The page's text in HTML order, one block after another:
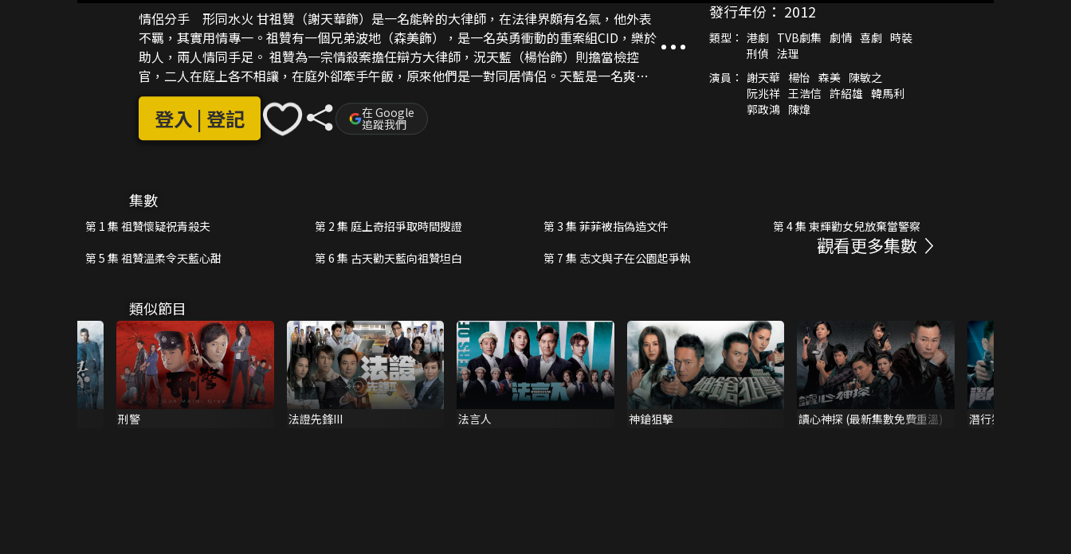
情侶分手 形同水火 甘祖贊（謝天華飾）是一名能幹的大律師，在法律界頗有名氣，他外表
不羈，其實用情專一。祖贊有一個兄弟波地（森美飾），是一名英勇衝動的重案組CID，樂於
助人，兩人情同手足。 祖贊為一宗情殺案擔任辯方大律師，況天藍（楊怡飾）則擔當檢控
官，二人在庭上各不相讓，在庭外卻牽手午飯，原來他們是一對同居情侶。天藍是一名爽朗
率直、對工作充滿熱誠的檢控官，因工作與祖贊認識，二人因對方的才華和性格互相吸引，
終發展成同居情侶。祖贊認定天藍便是他生命中的真命天「女」，萌生求婚的念頭，花盡心
思向天藍求婚，但一場誤會最終令二人分手收場。 祖贊以外判檢控官形式加入律政司，再與
亦不想再糾纏過去關係，與雙悅展開新戀情。天藍起初也自以為灑脫，但看著二人打得火
熱，卻不自覺妒忌起來。與此同時，在天藍身上發生變故，使其想法改變，默默在背後撮合
祖贊和雙悅…… 一文一武 互擦火花 波地一次行動中遇上臥底艾美辰（陳敏之飾），美辰連
案組，一心想著報仇，但美辰卻毫無懼色，以刁鑽聰明化解波地的作弄，而波地常弄巧反
骨子裡其實是個戇直好人。 殺警案中波地為求破案亦費盡心血追查，美辰從旁協助，兩人既
鬥氣又互補不足，擦出火花。案件結束後，波地上司出來獨領功勞，美辰看在眼裡替他不
值，助波地取回公道，二人漸生默契，一文一武，成為拍擋。美辰為了逃避父親制肘，搬往
波地家附近，成為鄰居，波地發現美辰母原來是父親保祥的舊戀人，被美辰父橫刀奪愛，保
祥伺機向美辰父親報復，兩人常起風波。波地與美辰夾在上一輩恩怨中，哭笑不得。 此時一
名女法官不斷借意接近波地，盡顯關懷和愛護，亦勾起了波地父子對她的好奇心。 拯救無
辜 還予公道 一名有財有勢的商人犯下令人髮指的大罪，為一己私利殺害了多條無辜性命，
登入 | 登記 在 Google
追蹤我們
發行年份： 2012
類型： 港劇 TVB劇集 劇情 喜劇 時裝
刑偵 法理
演員： 謝天華 楊怡 森美 陳敏之
阮兆祥 王浩信 許紹雄 韓馬利
郭政鴻 陳煒
集數
第 1 集 祖贊懷疑祝青殺夫 第 2 集 庭上奇招爭取時間搜證 第 3 集 菲菲被指偽造文件
第 4 集 東輝勸女兒放棄當警察
第 5 集 祖贊溫柔令天藍心甜
第 6 集 古天勸天藍向祖贊坦白 第 7 集 志文與子在公園起爭執
觀看更多集數
類似節目
刑警 法證先鋒III 法言人 神鎗狙擊 讀心神探 (最新集數免費重溫) 潛行狙擊